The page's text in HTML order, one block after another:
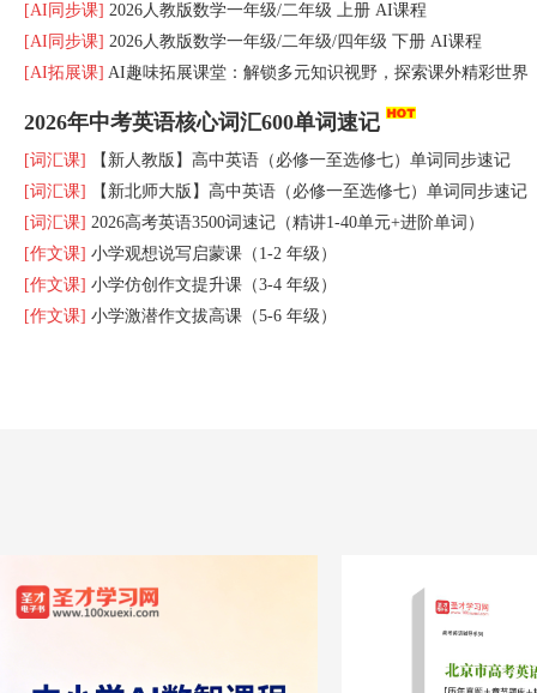
[AI同步课] 2026人教版数学一年级/二年级 上册 AI课程
[AI同步课] 2026人教版数学一年级/二年级/四年级 下册 AI课程
[AI拓展课] AI趣味拓展课堂：解锁多元知识视野，探索课外精彩世界
2026年中考英语核心词汇600单词速记
[词汇课]
【新人教版】高中英语（必修一至选修七）单词同步速记
[词汇课]
【新北师大版】高中英语（必修一至选修七）单词同步速记
[词汇课] 2026高考英语3500词速记（精讲1-40单元+进阶单词）
[作文课] 小学观想说写启蒙课（1-2 年级）
[作文课] 小学仿创作文提升课（3-4 年级）
[作文课] 小学激潜作文拔高课（5-6 年级）